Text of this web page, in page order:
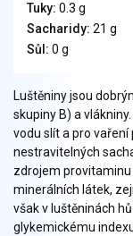
Chléb, pečivo,
Přílohy
Ovoce
Zelenina
Brambory,
Sladkosti, slané
Zmrzliny
Ochucovadla,
Sušené směsi
Tuky: 0.3 g
Sacharidy: 21 g
Sůl: 0 g
Luštěniny jsou
skupiny B) a
vodu slít a pro vaření
nestravitelných
zdrojem provitaminu
minerálních látek,
však v luštěninách
glykemickému